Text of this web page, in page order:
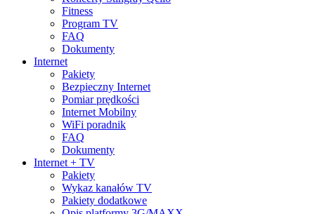
Fitness
Program TV
FAQ
Dokumenty
Internet
Pakiety
Bezpieczny Internet
Pomiar prędkości
Internet Mobilny
WiFi poradnik
FAQ
Dokumenty
Internet + TV
Pakiety
Wykaz kanałów TV
Pakiety dodatkowe